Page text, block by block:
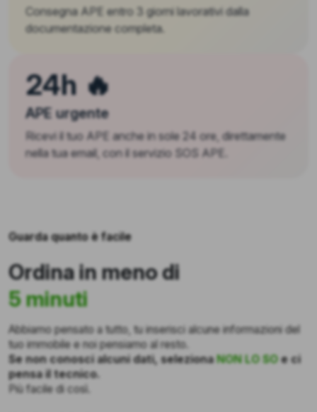
Consegna APE entro 3 giorni lavorativi dalla
documentazione completa.
24h 🔥
APE urgente
Ricevi il tuo APE anche in sole 24 ore, direttamente
nella tua email, con il servizio SOS APE.
Guarda quanto è facile
Ordina in meno di
5 minuti
Abbiamo pensato a tutto, tu inserisci alcune informazioni del
tuo immobile e noi pensiamo al resto.
Se non conosci alcuni dati, selezionaNON LO SOe ci
pensa il tecnico.
Più facile di così.